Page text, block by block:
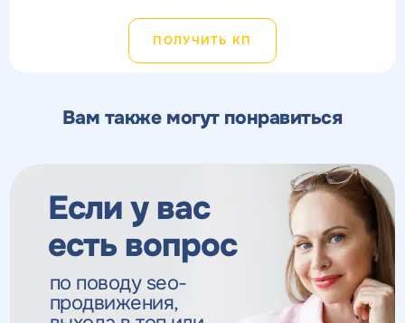
ПОЛУЧИТЬ КП
Вам также могут понравиться
Если у вас
есть вопрос
по поводу seo-
продвижения,